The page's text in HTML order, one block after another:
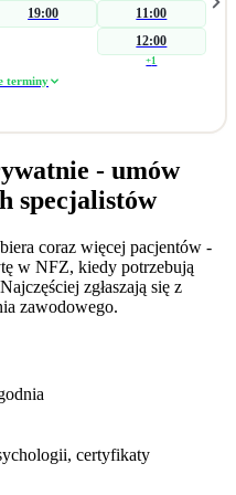
się na czynnikach
pomagam parom i
wpływających na ich seksualność.
hipolibidemia), •
substancji psychoaktywnych na
emocjami, • relacjami
adaptacyjnym, • obniżonym
zawodowego, • kryzysu
pracy, • stresu związanego ze
coming outu w rodzinie, •
pochwicy.
19:00
11:00
12:00
+1
terminy
- umów
specjalistów
coraz więcej pacjentów -
w NFZ, kiedy potrzebują
zgłaszają się z
zawodowego.
certyfikaty